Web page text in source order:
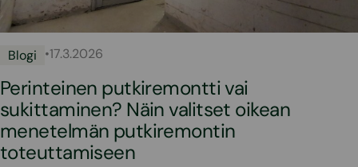
Blogi •17.3.2026
Perinteinen putkiremontti vai
sukittaminen? Näin valitset oikean
menetelmän putkiremontin
toteuttamiseen